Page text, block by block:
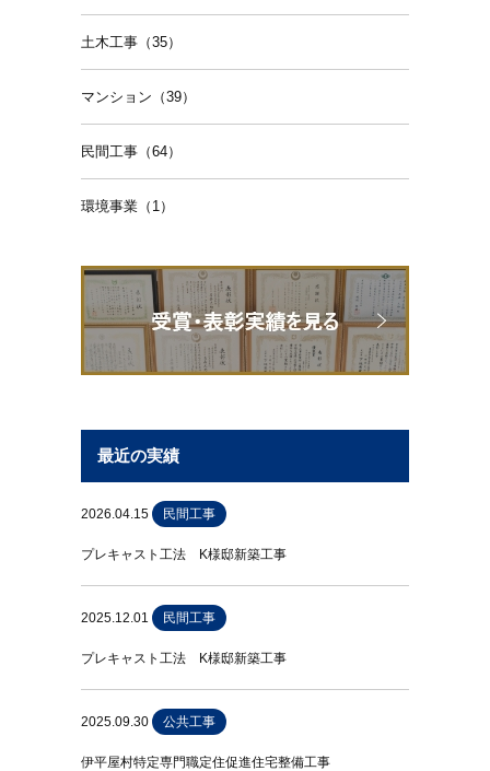
土木工事（35）
マンション（39）
民間工事（64）
環境事業（1）
最近の実績
2026.04.15 民間工事
プレキャスト工法 K様邸新築工事
2025.12.01 民間工事
プレキャスト工法 K様邸新築工事
2025.09.30 公共工事
伊平屋村特定専門職定住促進住宅整備工事